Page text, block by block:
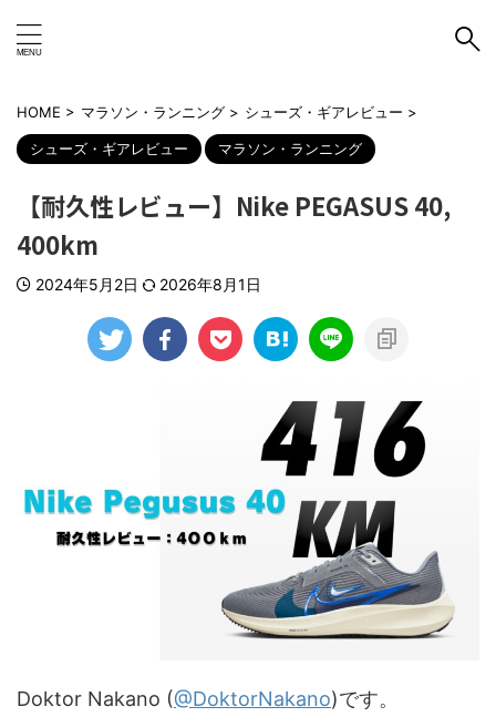
HOME > マラソン・ランニング > シューズ・ギアレビュー >
シューズ・ギアレビュー マラソン・ランニング
【耐久性レビュー】Nike PEGASUS 40,
400km
2024年5月2日 2026年8月1日
Doktor Nakano (@DoktorNakano)です。